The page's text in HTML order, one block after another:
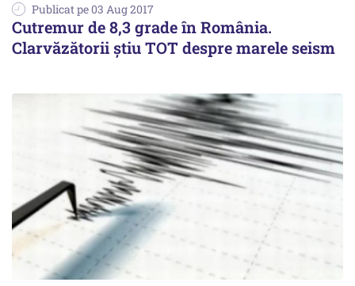
Publicat pe 03 Aug 2017
Cutremur de 8,3 grade în România.
Clarvăzătorii știu TOT despre marele seism